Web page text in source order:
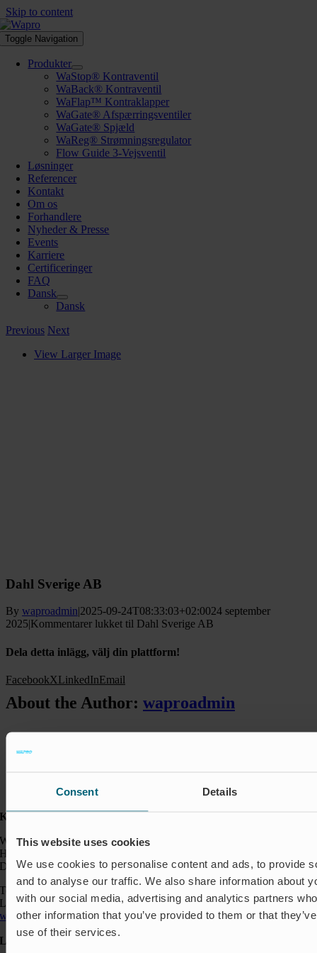
Consent Details
This website uses cookies
We use cookies to personalise content and ads, to provide
and to analyse our traffic. We also share information about
with our social media, advertising and analytics partners
other information that you’ve provided to them or that
use of their services.
Skip to content
Toggle Navigation
Produkter
WaStop® Kontraventil
WaBack® Kontraventil
WaFlap™ Kontraklapper
WaGate® Afspærringsventiler
WaGate® Spjæld
WaReg® Strømningsregulator
Flow Guide 3-Vejsventil
Løsninger
Referencer
Kontakt
Om os
Forhandlere
Nyheder & Presse
Events
Karriere
Certificeringer
FAQ
Dansk
Dansk
Previous Next
View Larger Image
Dahl Sverige AB
By waproadmin|2025-09-24T08:33:03+02:0024 september
2025|Kommentarer lukket til Dahl Sverige AB
Dela detta inlägg, välj din plattform!
FacebookXLinkedInEmail
About the Author: waproadmin
Kontakt:
Wapro A/S
Hjorslevvej 27,
DK-5450 Otterup
Telefon: +45 64 82 40 00
Logistik: +45 64 82 40 00
wapro@wapro.com
Løsninger